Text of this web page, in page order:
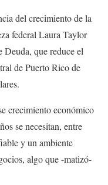
del crecimiento de la
federal Laura Taylor
que reduce el
de Puerto Rico de
crecimiento económico
se necesitan, entre
y un ambiente
algo que -matizó-